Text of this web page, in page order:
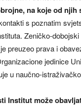
na koje od njih
s poznatim
Zeničko-
preuzeo prava i
jedinice
u naučno-
Institut može